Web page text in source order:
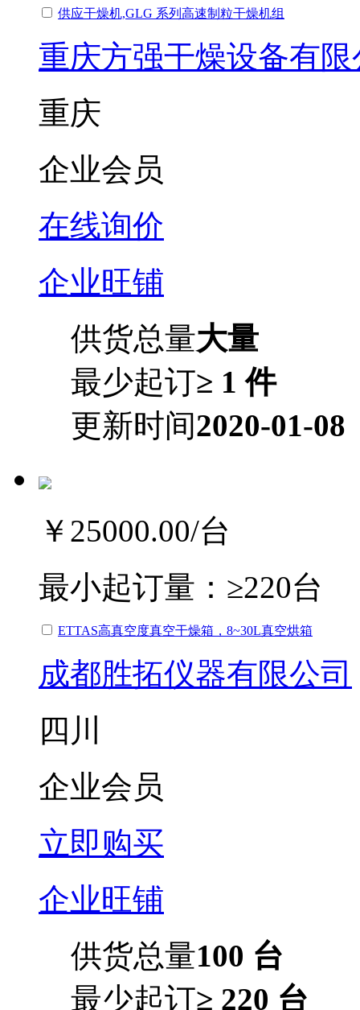
供应干燥机,GLG 系列高速制粒干燥机组
重庆方强干燥设备有限
重庆
企业会员
在线询价
企业旺铺
供货总量大量
最少起订≥ 1 件
更新时间2020-01-08
￥25000.00/台
最小起订量： ≥220台
ETTAS高真空度真空干燥箱，8~30L真空烘箱
成都胜拓仪器有限公司
四川
企业会员
立即购买
企业旺铺
供货总量100 台
最少起订≥ 220 台